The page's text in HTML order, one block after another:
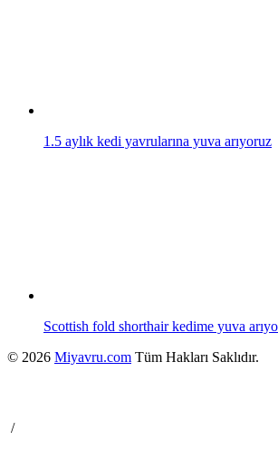
1.5 aylık kedi yavrularına yuva arıyoruz
Scottish fold shorthair kedime yuva
© 2026 Miyavru.com Tüm Hakları Saklıdır.
/